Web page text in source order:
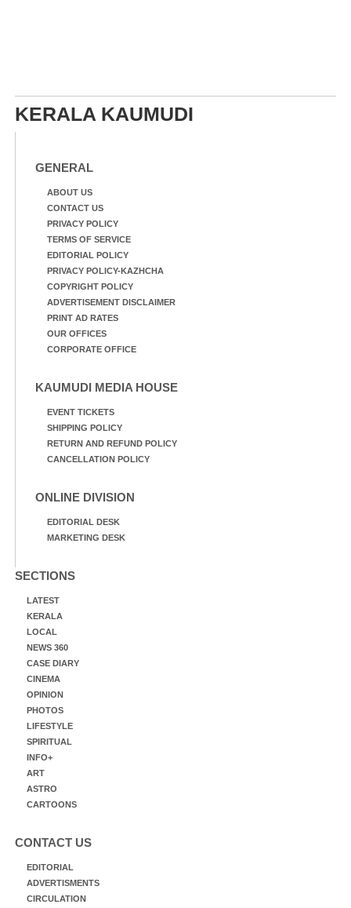
KERALA KAUMUDI
GENERAL
ABOUT US
CONTACT US
PRIVACY POLICY
TERMS OF SERVICE
EDITORIAL POLICY
PRIVACY POLICY-KAZHCHA
COPYRIGHT POLICY
ADVERTISEMENT DISCLAIMER
PRINT AD RATES
OUR OFFICES
CORPORATE OFFICE
KAUMUDI MEDIA HOUSE
EVENT TICKETS
SHIPPING POLICY
RETURN AND REFUND POLICY
CANCELLATION POLICY
ONLINE DIVISION
EDITORIAL DESK
MARKETING DESK
SECTIONS
LATEST
KERALA
LOCAL
NEWS 360
CASE DIARY
CINEMA
OPINION
PHOTOS
LIFESTYLE
SPIRITUAL
INFO+
ART
ASTRO
CARTOONS
CONTACT US
EDITORIAL
ADVERTISMENTS
CIRCULATION